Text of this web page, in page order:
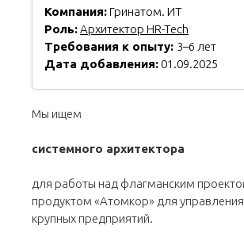
Компания:Гринатом. ИТ
Роль:Архитектор HR-Tech
Требования к опыту: 3–6 лет
Дата добавления: 01.09.2025
Мы ищем
системного архитектора
для работы над флагманским
продуктом «Атомкор» для
крупных предприятий.